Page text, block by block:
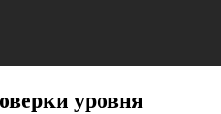
уровня